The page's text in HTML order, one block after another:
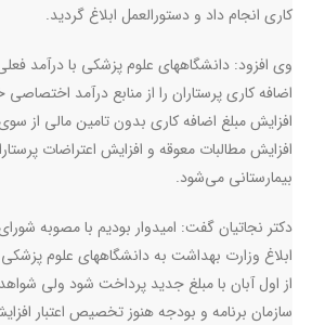
کاری انجام داد و دستورالعمل ابلاغ گردید.
وی افزود: دانشگاههای علوم پزشکی با درآمد
اضافه کاری پرستاران را از منابع درآمد
افزایش مبلغ اضافه کاری بدون تامین مالی از
افزایش مطالبات معوقه و افزایش اعتراضات
بیمارستانی می‌شود.
دکتر نجاتیان گفت: امیدوار بودیم با مصوبه
ابلاغ وزارت بهداشت به دانشگاههای علوم پزشکی
از اول آبان با مبلغ جدید پرداخت شود ولی
سازمان برنامه و بودجه هنوز تخصیص اعتبار